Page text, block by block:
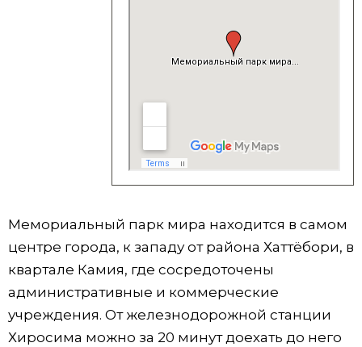
Мемориальный парк мира находится в самом
центре города, к западу от района Хаттёбори, в
квартале Камия, где сосредоточены
административные и коммерческие
учреждения. От железнодорожной станции
Хиросима можно за 20 минут доехать до него